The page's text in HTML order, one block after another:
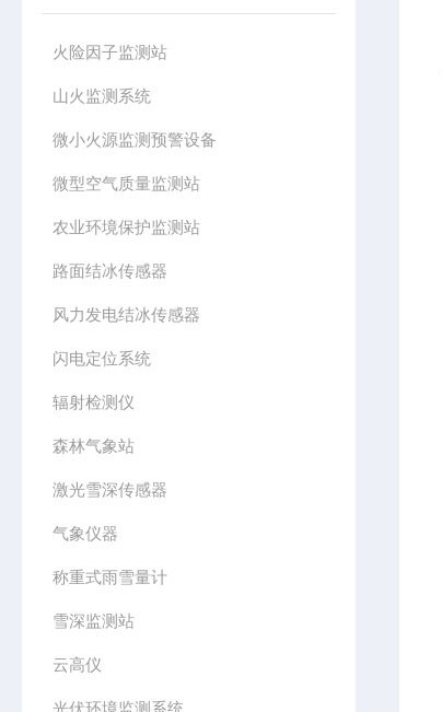
火险因子监测站
山火监测系统
微小火源监测预警设备
微型空气质量监测站
农业环境保护监测站
路面结冰传感器
风力发电结冰传感器
闪电定位系统
辐射检测仪
森林气象站
激光雪深传感器
气象仪器
称重式雨雪量计
雪深监测站
云高仪
光伏环境监测系统